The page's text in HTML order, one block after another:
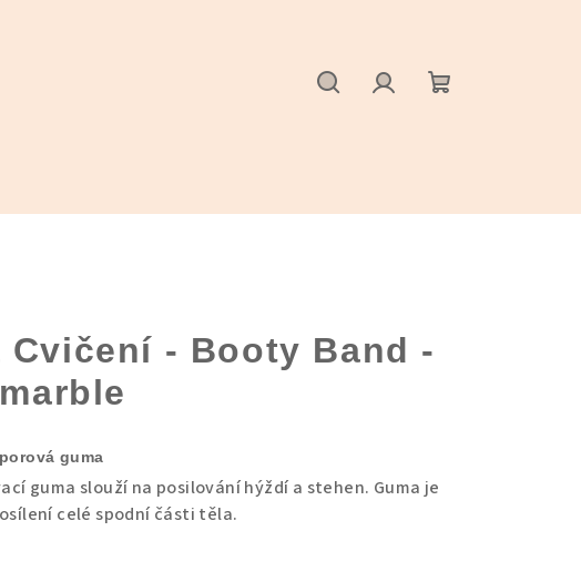
Cvičení - Booty Band -
guma
guma slouží na posilování hýždí a stehen. Guma je
celé spodní části těla.